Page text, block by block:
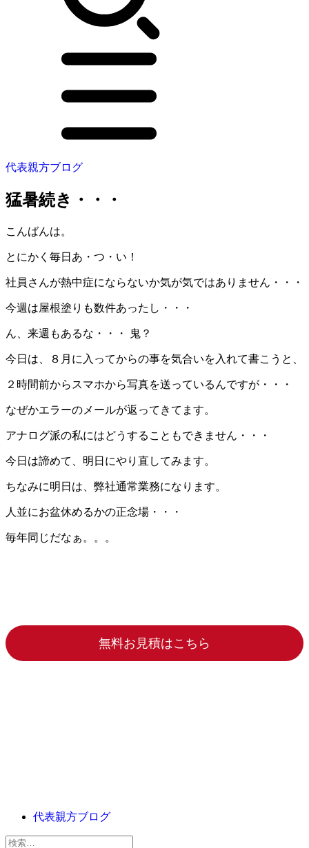
代表親方ブログ
猛暑続き・・・
こんばんは。
とにかく毎日あ・つ・い！
社員さんが熱中症にならないか気が気ではありません・・・
今週は屋根塗りも数件あったし・・・
ん、来週もあるな・・・ 鬼？
今日は、８月に入ってからの事を気合いを入れて書こうと、
２時間前からスマホから写真を送っているんですが・・・
なぜかエラーのメールが返ってきてます。
アナログ派の私にはどうすることもできません・・・
今日は諦めて、明日にやり直してみます。
ちなみに明日は、弊社通常業務になります。
人並にお盆休めるかの正念場・・・
毎年同じだなぁ。。。
無料お見積はこちら
代表親方ブログ
検